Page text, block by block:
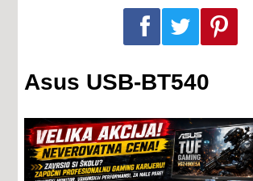
Podeli na Facebook-u Podeli na Twitter-u Podeli na Pinterest-u
Asus USB-BT540